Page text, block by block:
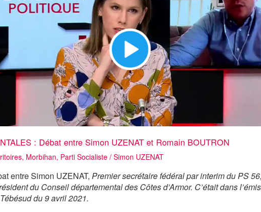
: Débat entre Simon UZENAT et Romain BOUTRON
, Morbihan, Parti Socialiste / Simon UZENAT
entre Simon UZENAT, Premier secrétaire fédéral par interim du PS 56,
du Conseil départemental des Côtes d’Armor. C’était dans
du 9 avril 2021.